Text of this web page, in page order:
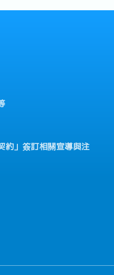
約」簽訂相關宣導與注